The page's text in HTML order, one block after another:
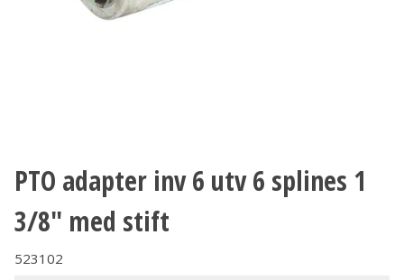
PTO adapter inv 6 utv 6 splines 1
3/8" med stift
523102